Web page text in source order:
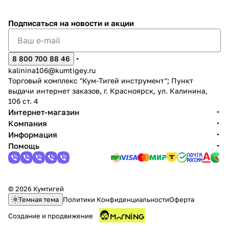
Подписаться на новости и акции
8 800 700 88 46
kalinina106@kumtigey.ru
Торговый комплекс "Кум-Тигей инструмент"; Пункт
выдачи интернет заказов, г. Красноярск, ул. Калинина,
106 ст. 4
Интернет-магазин
Компания
Информация
Помощь
© 2026 Кумтигей
Темная тема Политики КонфиденциальностиОферта
Создание и продвижение
раз в 2 недели